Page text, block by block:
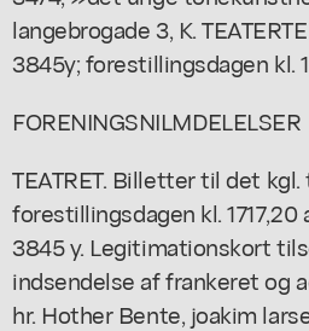
langebrogade 3, K.
3845y; forestillingsdagen kl.
FORENINGSNILMDELELSER
TEATRET. Billetter til det
forestillingsdagen kl.
3845 y. Legitimationskort
indsendelse af frankeret og
hr. Hother Bente, joakim